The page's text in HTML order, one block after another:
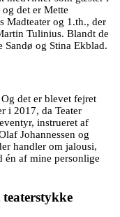
det er Mette
Madteater og 1.th., der
Tulinius. Blandt de
Sandø og Stina Ekblad.
det er blevet fejret
i 2017, da Teater
instrueret af
Johannessen og
handler om jalousi,
af mine personlige